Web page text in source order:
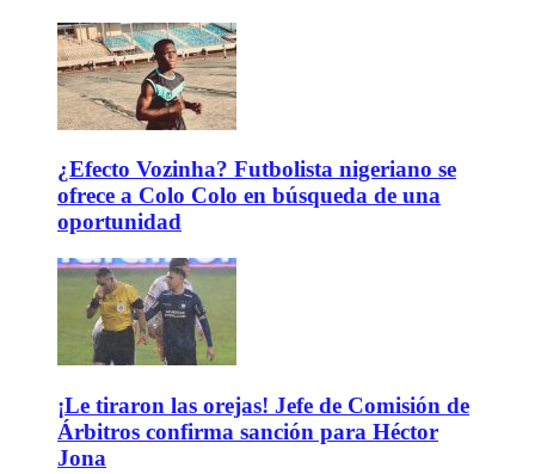
¿Efecto Vozinha? Futbolista nigeriano se
ofrece a Colo Colo en búsqueda de una
oportunidad
¡Le tiraron las orejas! Jefe de Comisión de
Árbitros confirma sanción para Héctor
Jona